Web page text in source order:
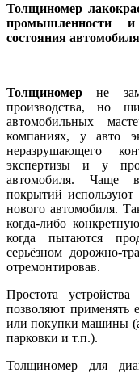
Толщиномер
промышленности и
состояния
Толщиномерне
производства, но
автомобильных
компаниях, у авто
неразрушающего
экспертизы и у
автомобиля. Чаще
покрытий
нового автомобиля.
когда-либо
когда пытаются
серьёзном дорожно-
отремонтировав.
Простота
позволяют применять
или покупки машины
парковки и т.п.).
Толщиномер для